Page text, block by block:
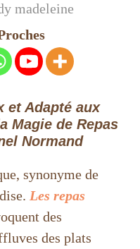
madeleine
et Adapté aux
Magie de Repas
Normand
synonyme de
Les repas
des
des plats